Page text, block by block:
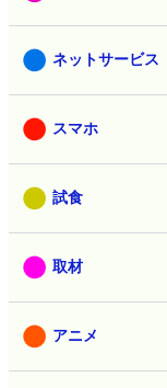
ネットサービス
スマホ
試食
取材
アニメ